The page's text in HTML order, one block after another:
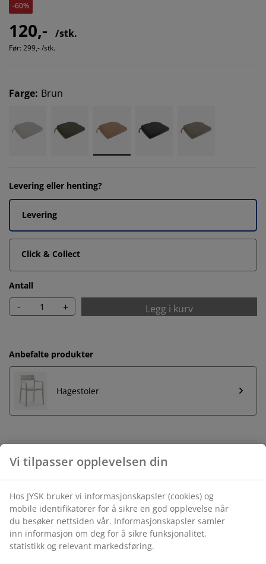
-60%
120,- /stk.
Før: 299,- /stk.
Farge: Brun
Levering eller henting?
Levering
Click & Collect
Antall
- + Legg i kurv
Anbefalte produkter
Hagestoler
Ubegrenset returrett
Ingen tidsbegrensning - du kan returnere i hvilken som
helst JYSK butikk
Prisgaranti
30 dagers prisgaranti på alle varer
Fleksibel levering
Rask og enkel levering som passer deg
Vi tilpasser opplevelsen din
Hos JYSK bruker vi informasjonskapsler (cookies) og
mobile identifikatorer for å sikre en god opplevelse når
du besøker nettsiden vår. Informasjonskapsler samler
inn informasjon om deg for å sikre funksjonalitet,
statistikk og relevant markedsføring.